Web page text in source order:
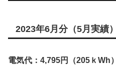
2023年6月分（5月実績
電気代：4,795円（205ｋWh）